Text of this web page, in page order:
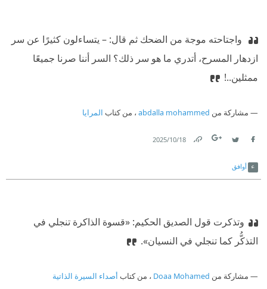
‫ واجتاحته موجة من الضحك ثم قال: ‫ – يتساءلون كثيرًا عن سر
ازدهار المسرح، أتدري ما هو سر ذلك؟ السر أننا صرنا جميعًا
ممثلين..!
مشاركة من abdalla mohammed ، من كتاب المرايا
18‏/10‏/2025
أوافق
وتذكرت قول الصديق الحكيم: «قسوة الذاكرة تنجلي في
التذكُّر كما تنجلي في النسيان».
مشاركة من Doaa Mohamed ، من كتاب أصداء السيرة الذاتية